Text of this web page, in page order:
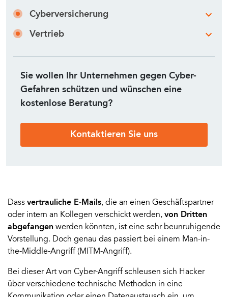
Cyberversicherung
Vertrieb
Sie wollen Ihr Unternehmen gegen Cyber-
Gefahren schützen und wünschen eine
kostenlose Beratung?
Kontaktieren Sie uns
Dass vertrauliche E-Mails, die an einen Geschäftspartner
oder intern an Kollegen verschickt werden, von Dritten
abgefangen werden könnten, ist eine sehr beunruhigende
Vorstellung. Doch genau das passiert bei einem Man-in-
the-Middle-Angriff (MITM-Angriff).
Bei dieser Art von Cyber-Angriff schleusen sich Hacker
über verschiedene technische Methoden in eine